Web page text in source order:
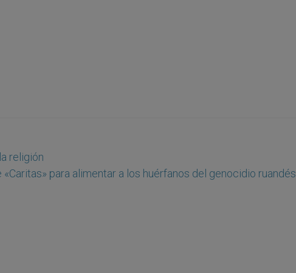
religión
«Caritas» para alimentar a los huérfanos del genocidio ruandés